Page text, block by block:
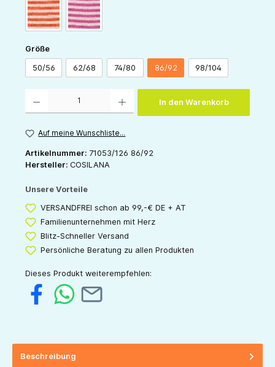
orange-naturpink-natur
Größeauswählen
50/56 62/68 74/80 86/92 98/104
In den Warenkorb
Auf meine Wunschliste...
Artikelnummer: 71053/126 86/92
Hersteller: COSILANA
Unsere Vorteile
VERSANDFREI schon ab 99,-€ DE + AT
Familienunternehmen mit Herz
Blitz-Schneller Versand
Persönliche Beratung zu allen Produkten
Dieses Produkt weiterempfehlen:
Beschreibung